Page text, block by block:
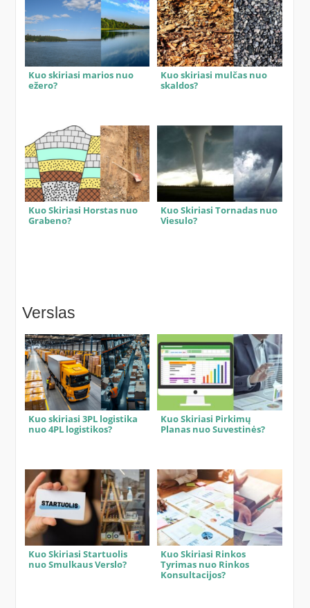
Kuo skiriasi marios nuo
ežero?
Kuo skiriasi mulčas nuo
skaldos?
Kuo Skiriasi Horstas nuo
Grabeno?
Kuo Skiriasi Tornadas nuo
Viesulo?
Verslas
Kuo skiriasi 3PL logistika
nuo 4PL logistikos?
Kuo Skiriasi Pirkimų
Planas nuo Suvestinės?
Kuo Skiriasi Startuolis
nuo Smulkaus Verslo?
Kuo Skiriasi Rinkos
Tyrimas nuo Rinkos
Konsultacijos?